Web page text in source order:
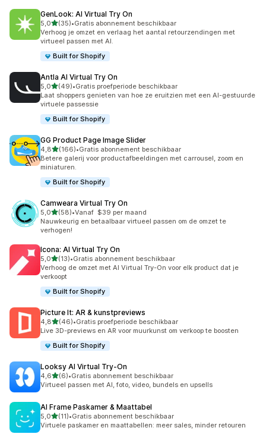
GenLook: AI Virtual Try On
5,0van 5 sterren
(35)
35 recensies in totaal
•Gratis abonnement beschikbaar
Verhoog je omzet en verlaag het aantal retourzendingen met
virtueel passen met AI.
Built for Shopify
Antla AI Virtual Try On
5,0van 5 sterren
(49)
49 recensies in totaal
•Gratis proefperiode beschikbaar
Laat shoppers genieten van hoe ze eruitzien met een AI-gestuurde
virtuele passessie
Built for Shopify
GG Product Page Image Slider
4,8van 5 sterren
(166)
166 recensies in totaal
•Gratis abonnement beschikbaar
Betere galerij voor productafbeeldingen met carrousel, zoom en
miniaturen.
Built for Shopify
Camweara Virtual Try On
5,0van 5 sterren
(58)
58 recensies in totaal
•Vanaf $39 per maand
Nauwkeurig en betaalbaar virtueel passen om de omzet te
verhogen!
Icona: AI Virtual Try On
5,0van 5 sterren
(13)
13 recensies in totaal
•Gratis abonnement beschikbaar
Verhoog de omzet met AI Virtual Try-On voor elk product dat je
verkoopt
Built for Shopify
Picture It: AR & kunstpreviews
4,8van 5 sterren
(46)
46 recensies in totaal
•Gratis proefperiode beschikbaar
Live 3D-previews en AR voor muurkunst om verkoop te boosten
Built for Shopify
Looksy AI Virtual Try‑On
4,6van 5 sterren
(6)
6 recensies in totaal
•Gratis abonnement beschikbaar
Virtueel passen met AI, foto, video, bundels en upsells
AI Frame Paskamer & Maattabel
5,0van 5 sterren
(11)
11 recensies in totaal
•Gratis abonnement beschikbaar
Virtuele paskamer en maattabellen: meer sales, minder retouren